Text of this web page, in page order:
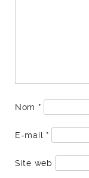
Nom *
E-mail *
Site web